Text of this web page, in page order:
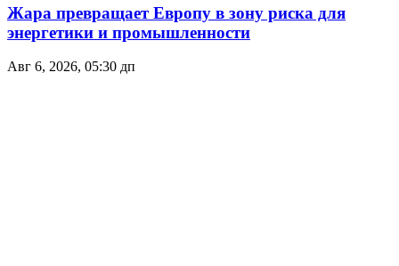
Жара превращает Европу в зону риска для
энергетики и промышленности
Авг 6, 2026, 05:30 дп